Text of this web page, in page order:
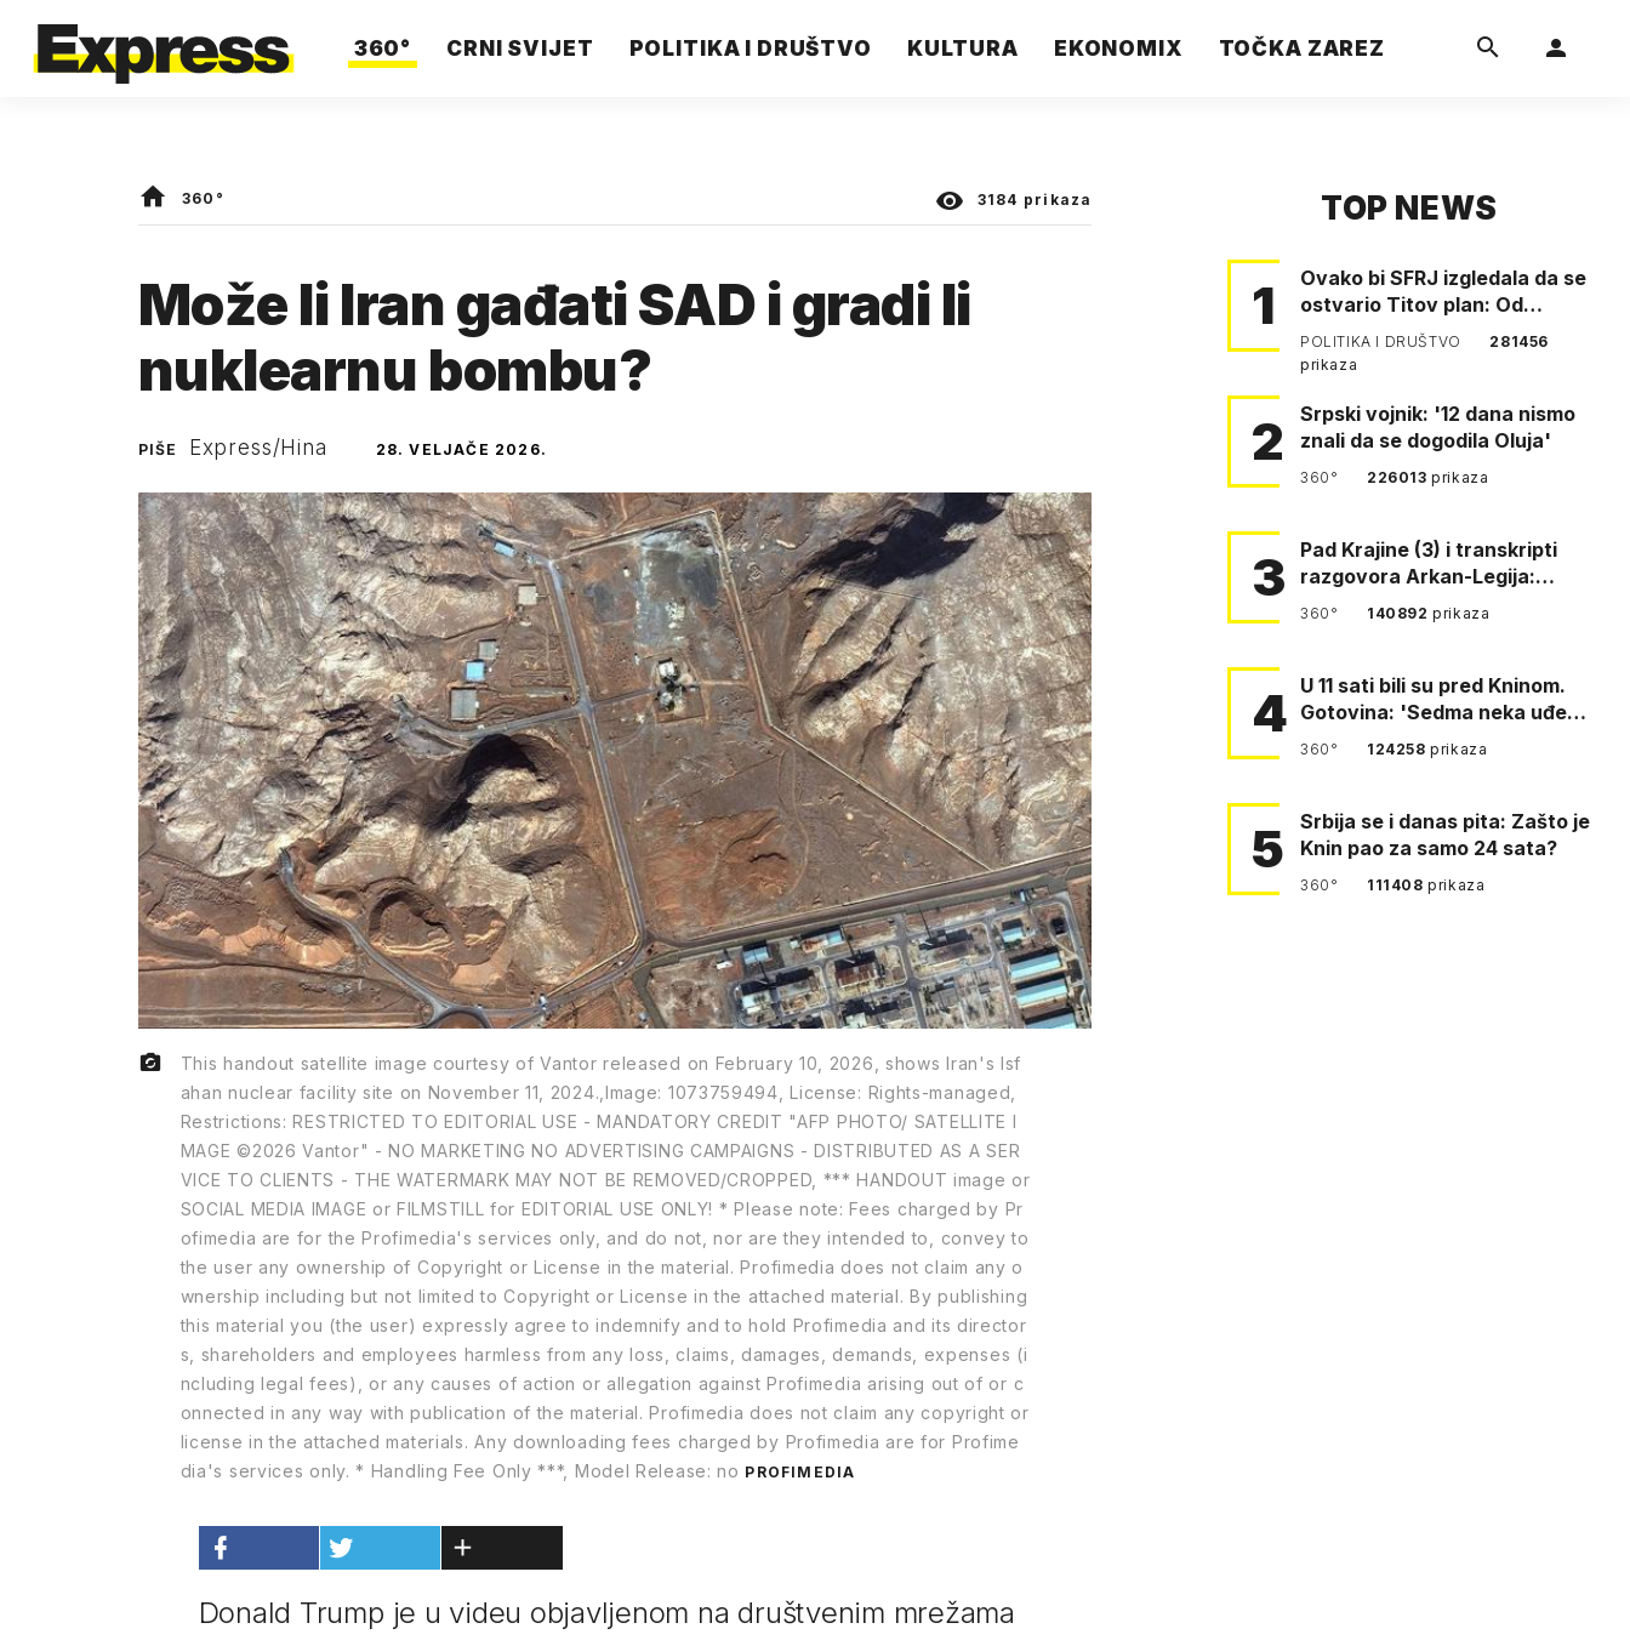
360° CRNI SVIJET POLITIKA I DRUŠTVO KULTURA EKONOMIX TOČKA ZAREZ
360° 3184 prikaza
Može li Iran gađati SAD i gradi li
nuklearnu bombu?
PIŠE Express/Hina 28. VELJAČE 2026.
This handout satellite image courtesy of Vantor released on February 10, 2026, shows Iran's Isf
ahan nuclear facility site on November 11, 2024.,Image: 1073759494, License: Rights-managed,
Restrictions: RESTRICTED TO EDITORIAL USE - MANDATORY CREDIT "AFP PHOTO/ SATELLITE I
MAGE ©2026 Vantor" - NO MARKETING NO ADVERTISING CAMPAIGNS - DISTRIBUTED AS A SER
VICE TO CLIENTS - THE WATERMARK MAY NOT BE REMOVED/CROPPED, *** HANDOUT image or
SOCIAL MEDIA IMAGE or FILMSTILL for EDITORIAL USE ONLY! * Please note: Fees charged by Pr
ofimedia are for the Profimedia's services only, and do not, nor are they intended to, convey to
the user any ownership of Copyright or License in the material. Profimedia does not claim any o
wnership including but not limited to Copyright or License in the attached material. By publishing
this material you (the user) expressly agree to indemnify and to hold Profimedia and its director
s, shareholders and employees harmless from any loss, claims, damages, demands, expenses (i
ncluding legal fees), or any causes of action or allegation against Profimedia arising out of or c
onnected in any way with publication of the material. Profimedia does not claim any copyright or
license in the attached materials. Any downloading fees charged by Profimedia are for Profime
dia's services only. * Handling Fee Only ***, Model Release: no PROFIMEDIA
Donald Trump je u videu objavljenom na društvenim mrežama
TOP NEWS
1
Ovako bi SFRJ izgledala da se
ostvario Titov plan: Od
Klagenfurta do Istanbula!
POLITIKA I DRUŠTVO
281456
prikaza
2
Srpski vojnik: '12 dana nismo
znali da se dogodila Oluja'
360° 226013prikaza
3
Pad Krajine (3) i transkripti
razgovora Arkan-Legija:
'Čujem, prelazite ustašam…
360° 140892prikaza
4 U 11 sati bili su pred Kninom.
Gotovina: 'Sedma neka uđe,
4. gardijska neka g…
360° 124258prikaza
5
Srbija se i danas pita: Zašto je
Knin pao za samo 24 sata?
360° 111408prikaza